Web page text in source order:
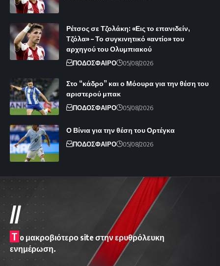
Ρέτσος σε Τζολάκη: «Εις το επανιδείν,
Τζόλα» – Το συγκινητικό «αντίο» του
αρχηγού του Ολυμπιακού
ΠΟΔΟΣΦΑΙΡΟ 05/08/2026
Στο “κάδρο” και ο Μόουρα για την θέση του
αριστερού μπακ
ΠΟΔΟΣΦΑΙΡΟ 05/08/2026
Ο Βίνια για την θέση του Ορτέγκα
ΠΟΔΟΣΦΑΙΡΟ 05/08/2026
//
T o μακροβιότερο site στην ερυθρόλευκη
ενημέρωση.